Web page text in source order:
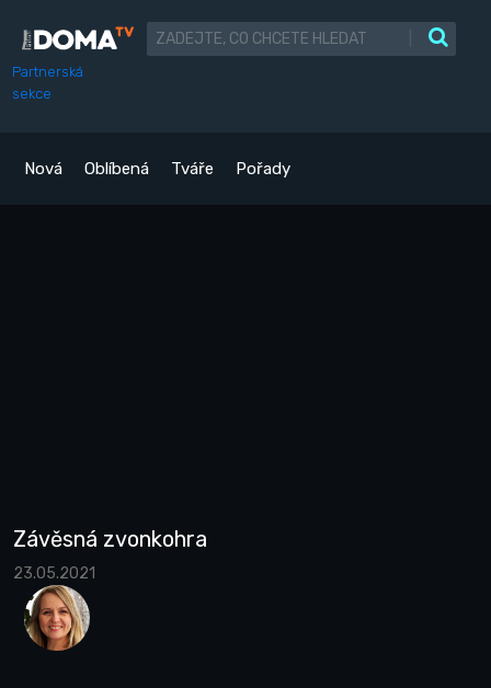
Partnerská
sekce
Nová Oblíbená Tváře Pořady
Závěsná zvonkohra
23.05.2021